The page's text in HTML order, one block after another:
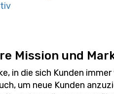
Mission und
in die sich Kunden
um neue Kunden